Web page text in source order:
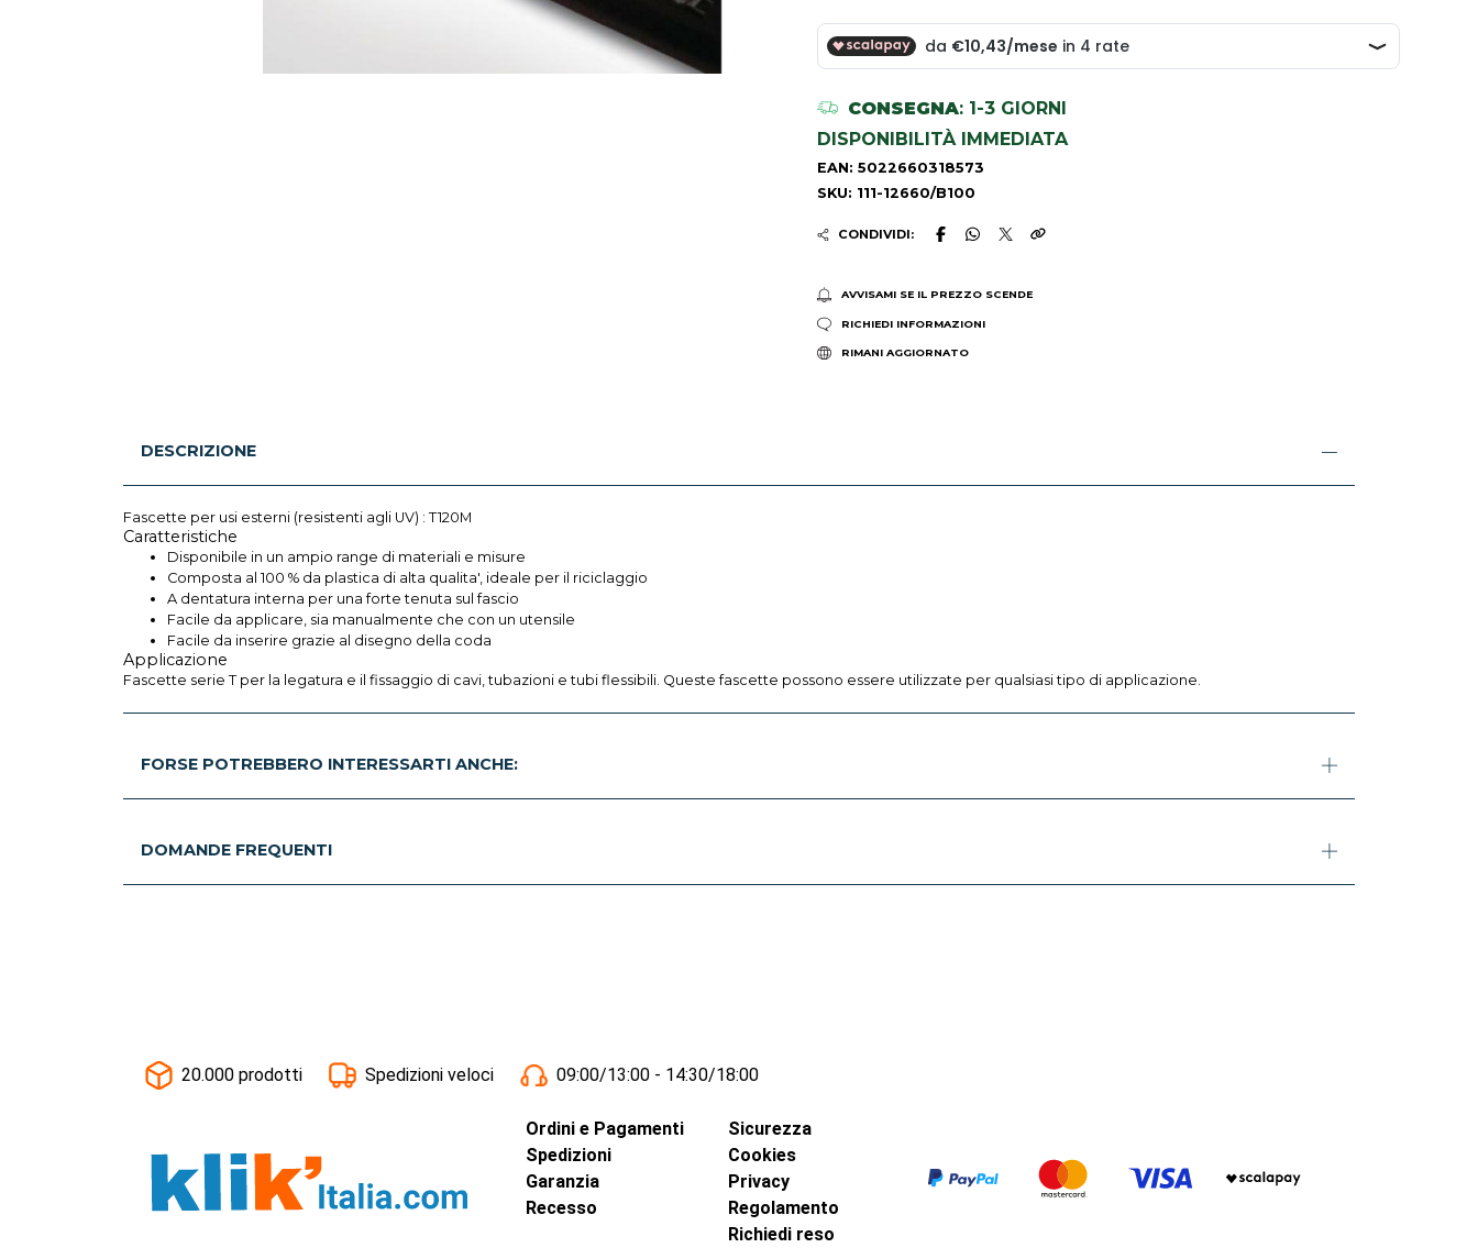
CONSEGNA: 1-3 GIORNI
DISPONIBILITÀ IMMEDIATA
EAN: 5022660318573
SKU: 111-12660/B100
CONDIVIDI:
AVVISAMI SE IL PREZZO SCENDE
RICHIEDI INFORMAZIONI
RIMANI AGGIORNATO
DESCRIZIONE
Fascette per usi esterni (resistenti agli UV) : T120M
Caratteristiche
Disponibile in un ampio range di materiali e misure
Composta al 100 % da plastica di alta qualita', ideale per il riciclaggio
A dentatura interna per una forte tenuta sul fascio
Facile da applicare, sia manualmente che con un utensile
Facile da inserire grazie al disegno della coda
Applicazione
Fascette serie T per la legatura e il fissaggio di cavi, tubazioni e tubi flessibili. Queste fascette possono essere utilizzate per qualsiasi tipo di applicazione.
FORSE POTREBBERO INTERESSARTI ANCHE:
DOMANDE FREQUENTI
20.000 prodotti Spedizioni veloci 09:00/13:00 - 14:30/18:00
Ordini e Pagamenti
Spedizioni
Garanzia
Recesso
Sicurezza
Cookies
Privacy
Regolamento
Richiedi reso